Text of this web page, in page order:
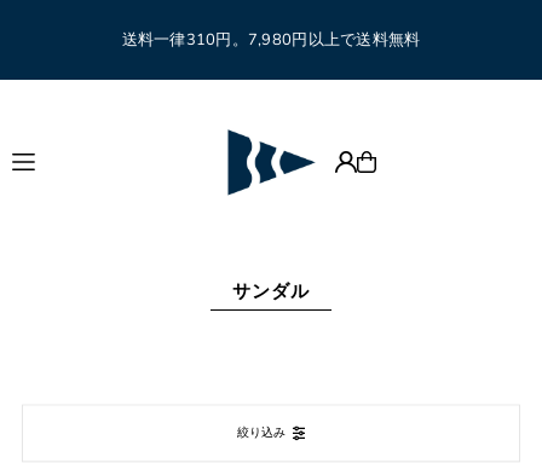
Translation missing: ja.accessibility.skip_to_text
送料一律310円。7,980円以上で送料無料
サンダル
絞り込み